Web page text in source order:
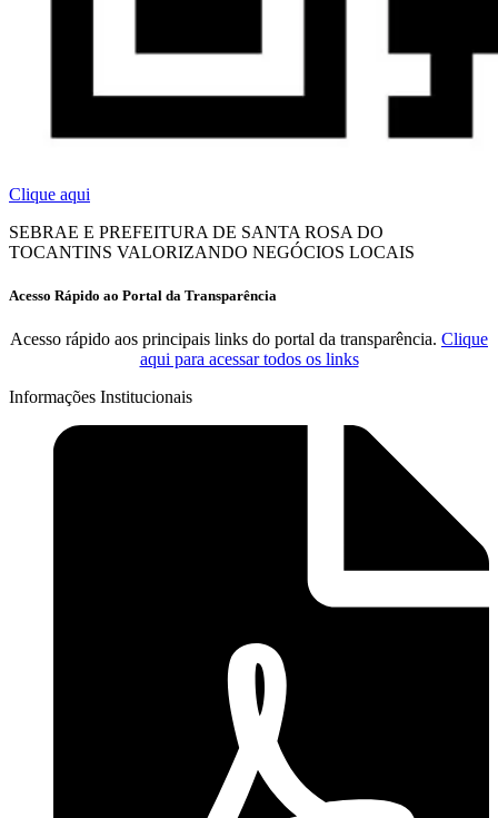
Clique aqui
SEBRAE E PREFEITURA DE SANTA ROSA DO
TOCANTINS VALORIZANDO NEGÓCIOS LOCAIS
Acesso Rápido ao Portal da Transparência
Acesso rápido aos principais links do portal da transparência. Clique
aqui para acessar todos os links
Informações Institucionais